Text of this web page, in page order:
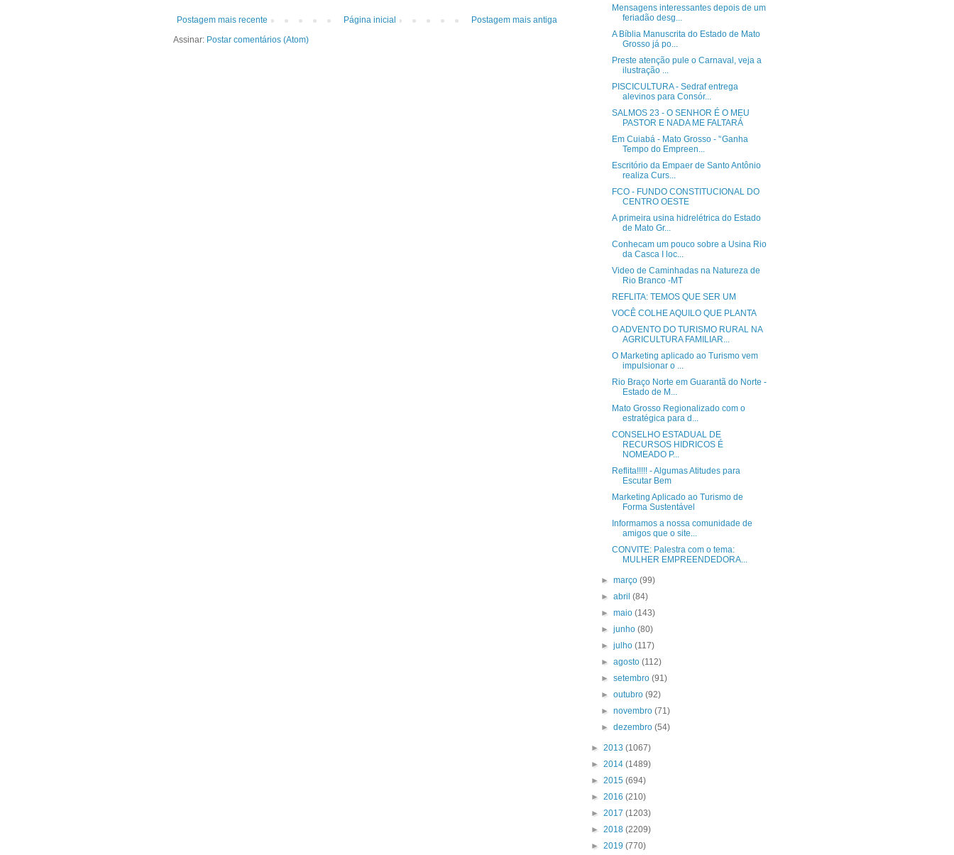
Postagem mais recente Postagem mais antiga
Página inicial
Assinar: Postar comentários (Atom)
Mensagens interessantes depois de um
feriadão desg...
A Bíblia Manuscrita do Estado de Mato
Grosso já po...
Preste atenção pule o Carnaval, veja a
ilustração ...
PISCICULTURA - Sedraf entrega
alevinos para Consór...
SALMOS 23 - O SENHOR É O MEU
PASTOR E NADA ME FALTARÁ
Em Cuiabá - Mato Grosso - '‘Ganha
Tempo do Empreen...
Escritório da Empaer de Santo Antônio
realiza Curs...
FCO - FUNDO CONSTITUCIONAL DO
CENTRO OESTE
A primeira usina hidrelétrica do Estado
de Mato Gr...
Conhecam um pouco sobre a Usina Rio
da Casca I loc...
Video de Caminhadas na Natureza de
Rio Branco -MT
REFLITA: TEMOS QUE SER UM
VOCÊ COLHE AQUILO QUE PLANTA
O ADVENTO DO TURISMO RURAL NA
AGRICULTURA FAMILIAR...
O Marketing aplicado ao Turismo vem
impulsionar o ...
Rio Braço Norte em Guarantã do Norte -
Estado de M...
Mato Grosso Regionalizado com o
estratégica para d...
CONSELHO ESTADUAL DE
RECURSOS HIDRICOS É
NOMEADO P...
Reflita!!!!! - Algumas Atitudes para
Escutar Bem
Marketing Aplicado ao Turismo de
Forma Sustentável
Informamos a nossa comunidade de
amigos que o site...
CONVITE: Palestra com o tema:
MULHER EMPREENDEDORA...
►março(99)
►abril(84)
►maio(143)
►junho(80)
►julho(117)
►agosto(112)
►setembro(91)
►outubro(92)
►novembro(71)
►dezembro(54)
► 2013 (1067)
► 2014 (1489)
► 2015 (694)
► 2016 (210)
► 2017 (1203)
► 2018 (2209)
► 2019 (770)